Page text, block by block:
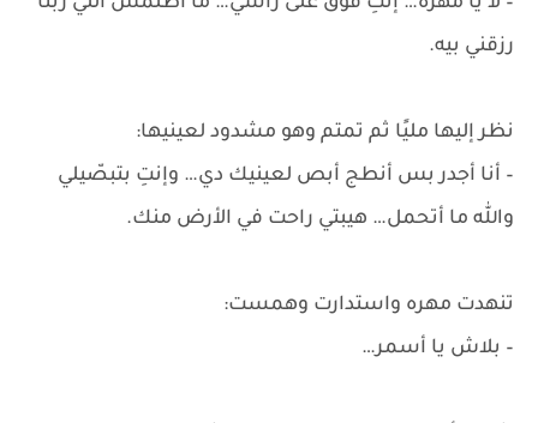
رزقني بيه.
نظر إليها مليًا ثم تمتم وهو مشدود لعينيها:
– أنا أجدر بس أنطج أبص لعينيك دي… وإنتِ بتبصّيلي
والله ما أتحمل… هيبتي راحت في الأرض منك.
تنهدت مهره واستدارت وهمست:
– بلاش يا أسمر…